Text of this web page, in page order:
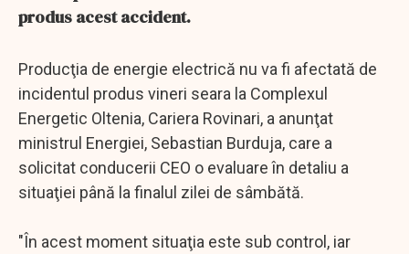
produs acest accident.
Producţia de energie electrică nu va fi afectată de
incidentul produs vineri seara la Complexul
Energetic Oltenia, Cariera Rovinari, a anunţat
ministrul Energiei, Sebastian Burduja, care a
solicitat conducerii CEO o evaluare în detaliu a
situaţiei până la finalul zilei de sâmbătă.
"În acest moment situaţia este sub control, iar